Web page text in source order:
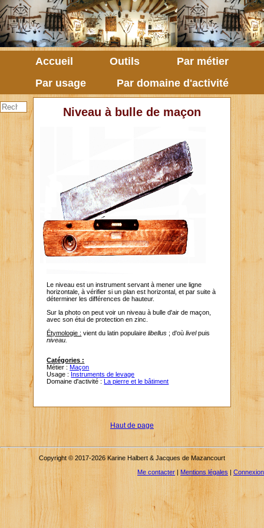
Accueil Outils
Par métier
Par usage
Par domaine d'activité
Niveau à bulle de maçon
Le niveau est un instrument servant à mener une ligne
horizontale, à vérifier si un plan est horizontal, et par suite à
déterminer les différences de hauteur.
Sur la photo on peut voir un niveau à bulle d'air de maçon,
avec son étui de protection en zinc.
Étymologie : vient du latin populairelibellus ; d'oùlivelpuis
niveau.
Catégories :
Métier : Maçon
Usage : Instruments de levage
Domaine d'activité :
La pierre et le bâtiment
Haut de page
Copyright © 2017-2026 Karine Halbert & Jacques de Mazancourt
Me contacter | Mentions légales | Connexion